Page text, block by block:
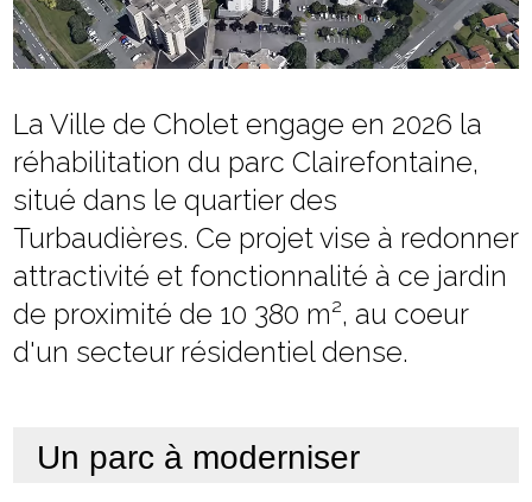
La Ville de Cholet engage en 2026 la
réhabilitation du parc Clairefontaine,
situé dans le quartier des
Turbaudières. Ce projet vise à redonner
attractivité et fonctionnalité à ce jardin
de proximité de 10 380 m², au coeur
d'un secteur résidentiel dense.
Un parc à moderniser